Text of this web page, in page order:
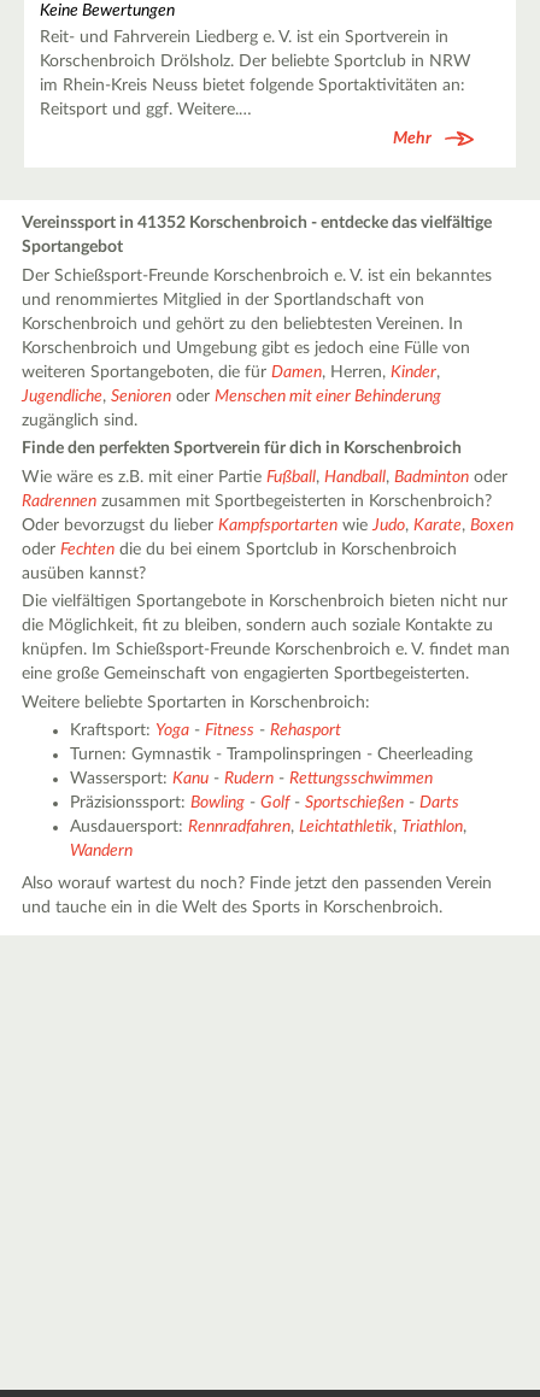
Keine Bewertungen
Reit- und Fahrverein Liedberg e. V. ist ein Sportverein in
Korschenbroich Drölsholz. Der beliebte Sportclub in NRW
im Rhein-Kreis Neuss bietet folgende Sportaktivitäten an:
Reitsport und ggf. Weitere.…
Mehr
Vereinssport in 41352 Korschenbroich - entdecke das vielfältige
Sportangebot
Der Schießsport-Freunde Korschenbroich e. V. ist ein bekanntes
und renommiertes Mitglied in der Sportlandschaft von
Korschenbroich und gehört zu den beliebtesten Vereinen. In
Korschenbroich und Umgebung gibt es jedoch eine Fülle von
weiteren Sportangeboten, die fürDamen, Herren,Kinder,
Jugendliche,Senioren oderMenschen mit einer Behinderung
zugänglich sind.
Finde den perfekten Sportverein für dich in Korschenbroich
Wie wäre es z.B. mit einer PartieFußball,Handball,Badminton oder
Radrennen zusammen mit Sportbegeisterten in Korschenbroich?
Oder bevorzugst du lieberKampfsportarten wieJudo,Karate,Boxen
oderFechten die du bei einem Sportclub in Korschenbroich
ausüben kannst?
Die vielfältigen Sportangebote in Korschenbroich bieten nicht nur
die Möglichkeit, fit zu bleiben, sondern auch soziale Kontakte zu
knüpfen. Im Schießsport-Freunde Korschenbroich e. V. findet man
eine große Gemeinschaft von engagierten Sportbegeisterten.
Weitere beliebte Sportarten in Korschenbroich:
Kraftsport: Yoga -Fitness -Rehasport
Turnen: Gymnastik - Trampolinspringen - Cheerleading
Wassersport:Kanu -Rudern -Rettungsschwimmen
Präzisionssport:Bowling -Golf-Sportschießen -Darts
Ausdauersport:Rennradfahren,Leichtathletik, Triathlon,
Wandern
Also worauf wartest du noch? Finde jetzt den passenden Verein
und tauche ein in die Welt des Sports in Korschenbroich.